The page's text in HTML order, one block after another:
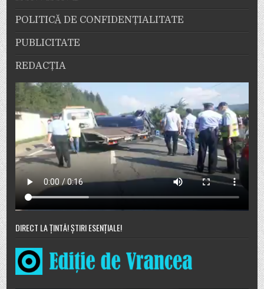
POLITICĂ DE CONFIDENȚIALITATE
PUBLICITATE
REDACȚIA
DIRECT LA ȚINTĂ! ȘTIRI ESENȚIALE!